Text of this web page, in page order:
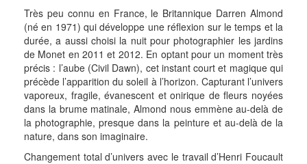
Très peu connu en France, le Britannique Darren Almond
(né en 1971) qui développe une réflexion sur le temps et la
durée, a aussi choisi la nuit pour photographier les jardins
de Monet en 2011 et 2012. En optant pour un moment très
précis : l’aube (Civil Dawn), cet instant court et magique qui
précède l’apparition du soleil à l’horizon. Capturant l’univers
vaporeux, fragile, évanescent et onirique de fleurs noyées
dans la brume matinale, Almond nous emmène au-delà de
la photographie, presque dans la peinture et au-delà de la
nature, dans son imaginaire.
Changement total d’univers avec le travail d’Henri Foucault